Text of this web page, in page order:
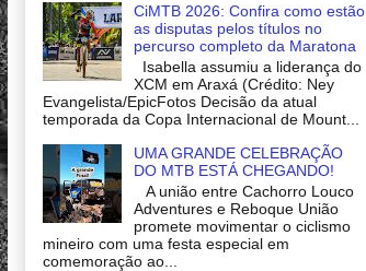
CiMTB 2026: Confira como estão
as disputas pelos títulos no
percurso completo da Maratona
Isabella assumiu a liderança do
XCM em Araxá (Crédito: Ney
Evangelista/EpicFotos Decisão da atual
temporada da Copa Internacional de Mount...
UMA GRANDE CELEBRAÇÃO
DO MTB ESTÁ CHEGANDO!
A união entre Cachorro Louco
Adventures e Reboque União
promete movimentar o ciclismo
mineiro com uma festa especial em
comemoração ao...